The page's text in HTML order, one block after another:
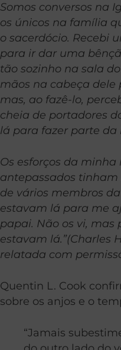
Somos conversos na
os únicos na família
o sacerdócio. Recebi
para ir dar uma
tão sozinho na sala
mãos na cabeça dele
mas, ao fazê-lo,
cheia de portadores
lá para fazer parte da
Os esforços da
antepassados
de vários membros
estavam lá para me
papai. Não os vi, mas
estavam lá.”(Charles
relatada com
Quentin L. Cook
sobre os anjos e o
“Jamais